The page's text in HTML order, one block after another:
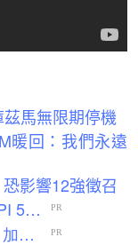
馬無限期停機
暖回：我們永遠
影響12強徵召